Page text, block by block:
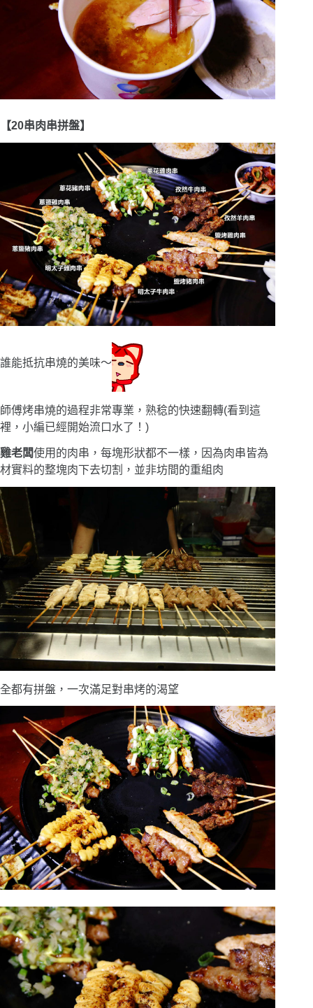
【20串肉串拼盤】
誰能抵抗串燒的美味〜
師傅烤串燒的過程非常專業，熟稔的快速翻轉(看到這
裡，小編已經開始流口水了！)
雞老闆使用的肉串，每塊形狀都不一樣，因為肉串皆為
材實料的整塊肉下去切割，並非坊間的重組肉
全都有拼盤，一次滿足對串烤的渴望